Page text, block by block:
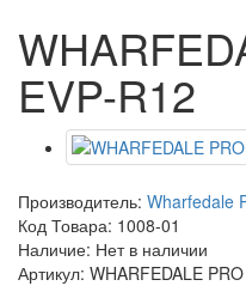
EVP-R12
Производитель: Wharfedale
Код Товара: 1008-01
Наличие: Нет в наличии
Артикул: WHARFEDALE